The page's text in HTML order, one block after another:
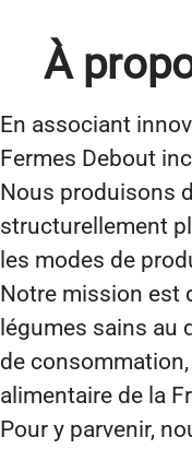
À
En associant
Fermes Debout
Nous produisons
structurellement
les modes de
Notre mission est
légumes sains au
de
alimentaire de la
Pour y parvenir,